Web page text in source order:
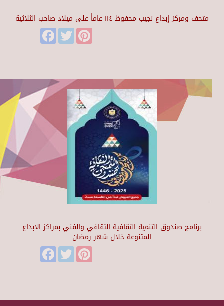
متحف ومركز إبداع نجيب محفوظ ١١٤ عاماً على ميلاد صاحب الثلاثية
FacebookTwitter
برنامج صندوق التنمية الثقافية الثقافي والفني بمراكز الابداع
المتنوعة خلال شهر رمضان
FacebookTwitter